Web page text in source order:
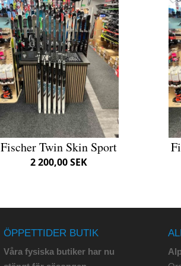
Fischer Twin Skin Sport
2 200,00 SEK
ÖPPETTIDER BUTIK
Våra fysiska butiker har nu